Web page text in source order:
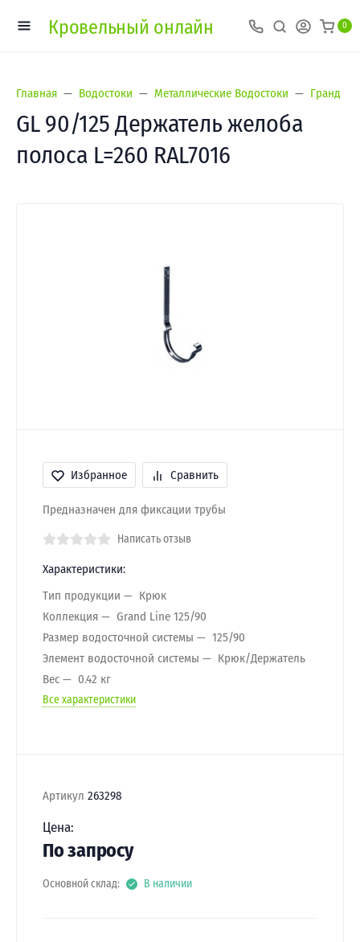
Кровельный онлайн 0
Главная Водостоки Металлические Водостоки Гранд
GL 90/125 Держатель желоба
полоса L=260 RAL7016
Избранное Сравнить
Предназначен для фиксации трубы
Написать отзыв
Характеристики:
Тип продукции
Крюк
Коллекция
Grand Line 125/90
Размер водосточной системы
125/90
Элемент водосточной системы
Крюк/Держатель
Вес
0.42 кг
Все характеристики
Артикул 263298
Цена:
По запросу
Основной склад: В наличии